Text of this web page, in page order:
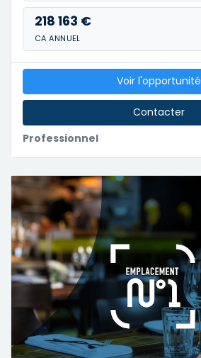
218 163 €
CA ANNUEL
Professionnel
Voir l'opportunité
Contacter